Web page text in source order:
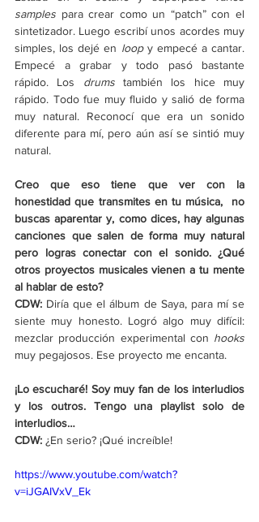
samples para crear como un “patch” con el
sintetizador. Luego escribí unos acordes muy
simples, los dejé en loop y empecé a cantar.
Empecé a grabar y todo pasó bastante
rápido. Los drums también los hice muy
rápido. Todo fue muy fluido y salió de forma
muy natural. Reconocí que era un sonido
diferente para mí, pero aún así se sintió muy
natural.
Creo que eso tiene que ver con la
honestidad que transmites en tu música,  no
buscas aparentar y, como dices, hay algunas
canciones que salen de forma muy natural
pero logras conectar con el sonido. ¿Qué
otros proyectos musicales vienen a tu mente
al hablar de esto?
CDW: Diría que el álbum de Saya, para mí se
siente muy honesto. Logró algo muy difícil:
mezclar producción experimental con
muy pegajosos. Ese proyecto me encanta.
¡Lo escucharé! Soy muy fan de los interludios
y los outros. Tengo una playlist solo de
interludios…
CDW: ¿En serio? ¡Qué increíble!
https://www.youtube.com/watch?
v=iJGAIVxV_Ek